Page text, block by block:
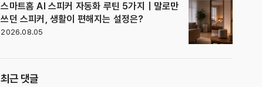
스마트홈 AI 스피커 자동화 루틴 5가지｜말로만
쓰던 스피커, 생활이 편해지는 설정은?
2026.08.05
최근 댓글